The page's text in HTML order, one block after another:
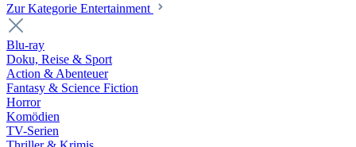
Zur Kategorie Entertainment
Blu-ray
Doku, Reise & Sport
Action & Abenteuer
Fantasy & Science Fiction
Horror
Komödien
TV-Serien